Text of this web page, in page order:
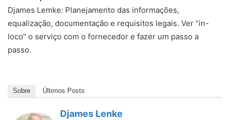
Djames Lemke: Planejamento das informações,
equalização, documentação e requisitos legais. Ver “in-
loco” o serviço com o fornecedor e fazer um passo a
passo.
Sobre Últimos Posts
Djames Lenke